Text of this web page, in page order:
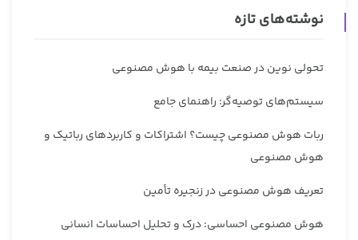
نوشته‌های تازه
تحولی نوین در صنعت بیمه با هوش مصنوعی
سیستم‌های توصیه‌گر: راهنمای جامع
ربات هوش مصنوعی چیست؟ اشتراکات و کاربردهای رباتیک و
هوش مصنوعی
تعریف هوش مصنوعی در زنجیره تأمین
هوش مصنوعی احساسی: درک و تحلیل احساسات انسانی